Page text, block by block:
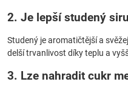
2. Je lepší studený
Studený je aromatičtější a
delší trvanlivost díky teplu a
3. Lze nahradit cukr